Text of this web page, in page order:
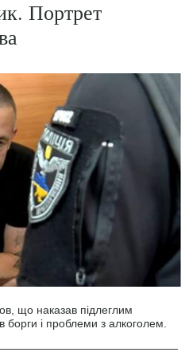
Портрет
що наказав підлеглим
борги і проблеми з алкоголем.